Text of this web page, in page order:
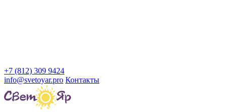
+7 (812) 309 9424
info@svetoyar.pro Контакты